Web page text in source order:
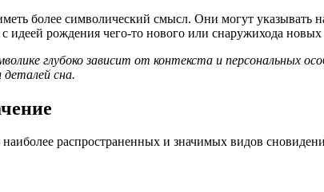
более символический смысл. Они могут
рождения чего-то нового или снаружихода новых
глубоко зависит от контекста и персональных
сна.
распространенных и значимых видов